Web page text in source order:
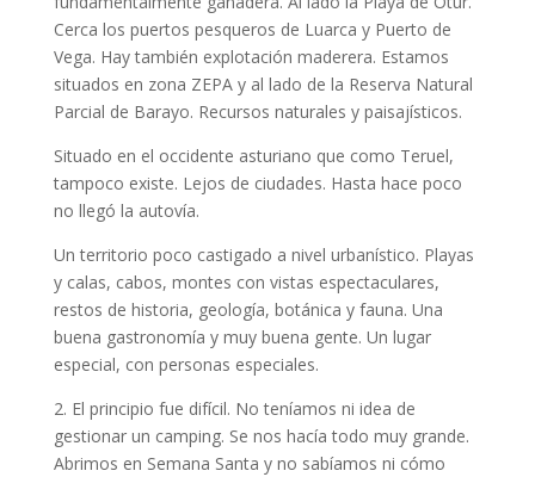
Cerca los puertos pesqueros de Luarca y Puerto de
Vega. Hay también explotación maderera. Estamos
situados en zona ZEPA y al lado de la Reserva Natural
Parcial de Barayo. Recursos naturales y paisajísticos.
Situado en el occidente asturiano que como Teruel,
tampoco existe. Lejos de ciudades. Hasta hace poco
no llegó la autovía.
Un territorio poco castigado a nivel urbanístico. Playas
y calas, cabos, montes con vistas espectaculares,
restos de historia, geología, botánica y fauna. Una
buena gastronomía y muy buena gente. Un lugar
especial, con personas especiales.
2. El principio fue difícil. No teníamos ni idea de
gestionar un camping. Se nos hacía todo muy grande.
Abrimos en Semana Santa y no sabíamos ni cómo